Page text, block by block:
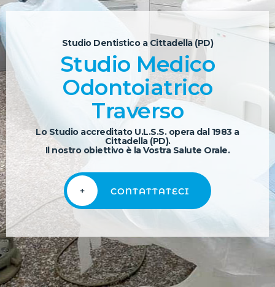
Studio Dentistico a Cittadella (PD)
Studio Medico
Odontoiatrico
Traverso
Lo Studio accreditato U.L.S.S. opera dal 1983 a
Cittadella (PD).
Il nostro obiettivo è la Vostra Salute Orale.
+ CONTATTATECI